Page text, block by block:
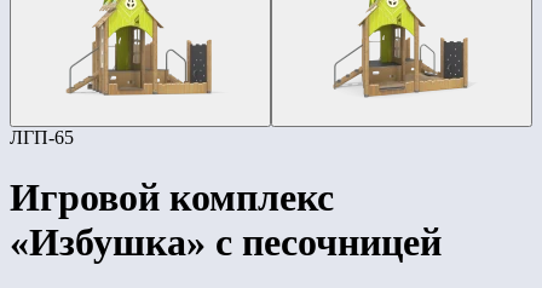
ЛГП-65
Игровой комплекс
«Избушка» с песочницей